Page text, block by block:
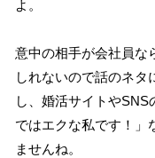
よ。
意中の相手が会社員な
しれないので話のネタ
し、婚活サイトや
ではエクな私です！」
ませんね。